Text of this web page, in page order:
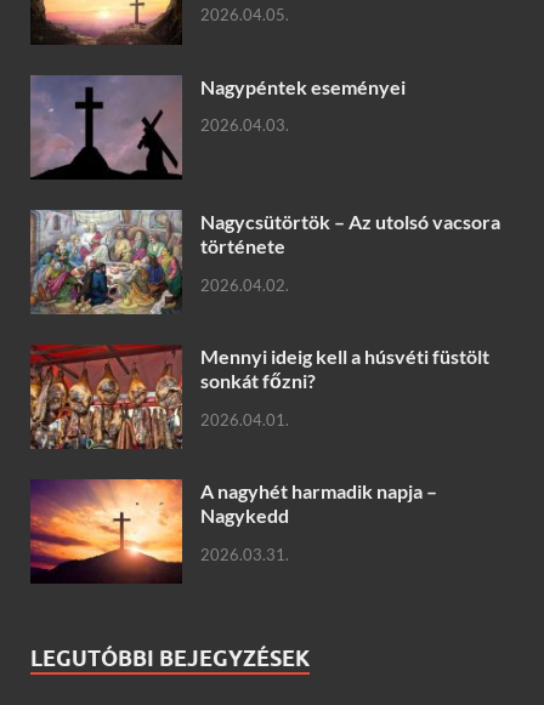
2026.04.05.
Nagypéntek eseményei
2026.04.03.
Nagycsütörtök – Az utolsó vacsora
története
2026.04.02.
Mennyi ideig kell a húsvéti füstölt
sonkát főzni?
2026.04.01.
A nagyhét harmadik napja –
Nagykedd
2026.03.31.
LEGUTÓBBI BEJEGYZÉSEK